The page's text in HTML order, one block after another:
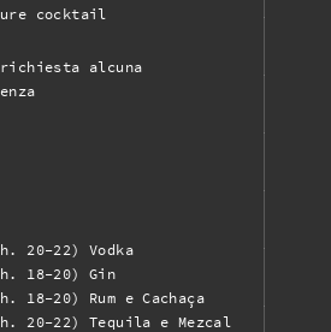
cocktail
richiesta alcuna
20-22) Vodka
18-20) Gin
18-20) Rum e Cachaça
20-22) Tequila e Mezcal